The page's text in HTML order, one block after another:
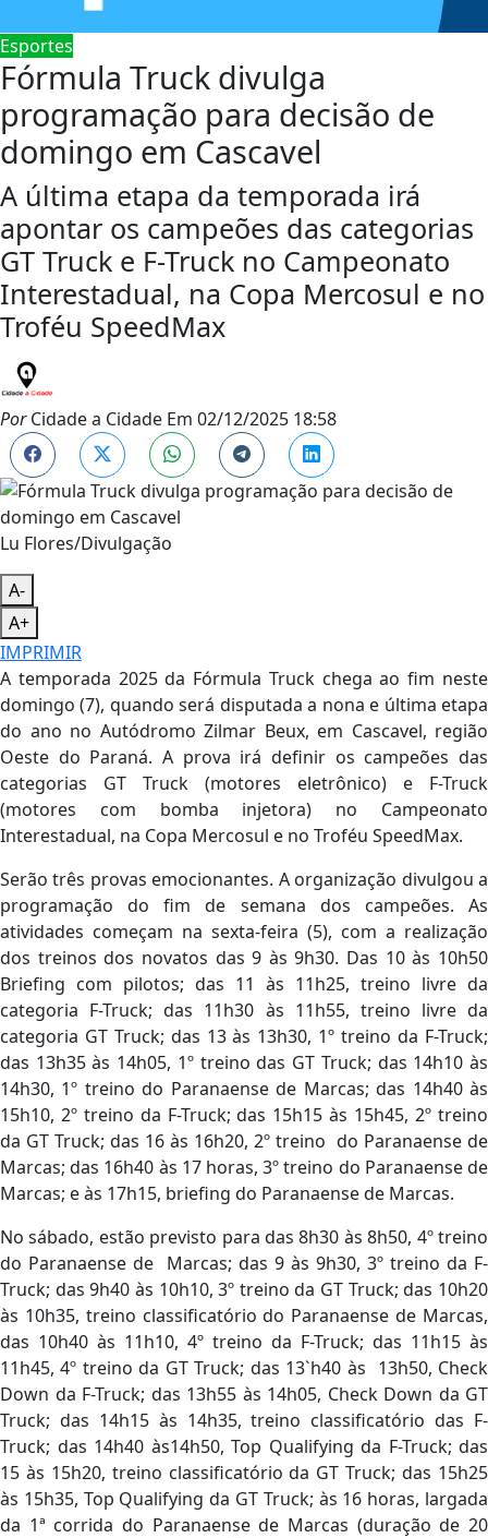
Esportes
Fórmula Truck divulga
programação para decisão de
domingo em Cascavel
A última etapa da temporada irá
apontar os campeões das categorias
GT Truck e F-Truck no Campeonato
Interestadual, na Copa Mercosul e no
Troféu SpeedMax
PorCidade a Cidade Em 02/12/2025 18:58
Lu Flores/Divulgação
A-
A+
IMPRIMIR
A temporada 2025 da Fórmula Truck chega ao fim neste
domingo (7), quando será disputada a nona e última etapa
do ano no Autódromo Zilmar Beux, em Cascavel, região
Oeste do Paraná. A prova irá definir os campeões das
categorias GT Truck (motores eletrônico) e F-Truck
(motores com bomba injetora) no Campeonato
Interestadual, na Copa Mercosul e no Troféu SpeedMax.
Serão três provas emocionantes. A organização divulgou a
programação do fim de semana dos campeões. As
atividades começam na sexta-feira (5), com a realização
dos treinos dos novatos das 9 às 9h30. Das 10 às 10h50
Briefing com pilotos; das 11 às 11h25, treino livre da
categoria F-Truck; das 11h30 às 11h55, treino livre da
categoria GT Truck; das 13 às 13h30, 1º treino da F-Truck;
das 13h35 às 14h05, 1º treino das GT Truck; das 14h10 às
14h30, 1º treino do Paranaense de Marcas; das 14h40 às
15h10, 2º treino da F-Truck; das 15h15 às 15h45, 2º treino
da GT Truck; das 16 às 16h20, 2º treino do Paranaense de
Marcas; das 16h40 às 17 horas, 3º treino do Paranaense de
Marcas; e às 17h15, briefing do Paranaense de Marcas.
No sábado, estão previsto para das 8h30 às 8h50, 4º treino
do Paranaense de Marcas; das 9 às 9h30, 3º treino da F-
Truck; das 9h40 às 10h10, 3º treino da GT Truck; das 10h20
às 10h35, treino classificatório do Paranaense de Marcas,
das 10h40 às 11h10, 4º treino da F-Truck; das 11h15 às
11h45, 4º treino da GT Truck; das 13`h40 às 13h50, Check
Down da F-Truck; das 13h55 às 14h05, Check Down da GT
Truck; das 14h15 às 14h35, treino classificatório das F-
Truck; das 14h40 às14h50, Top Qualifying da F-Truck; das
15 às 15h20, treino classificatório da GT Truck; das 15h25
às 15h35, Top Qualifying da GT Truck; às 16 horas, largada
da 1ª corrida do Paranaense de Marcas (duração de 20